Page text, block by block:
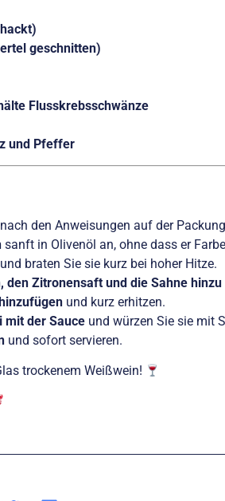
geschnitten)
Flusskrebsschwänze
und Pfeffer
nach den Anweisungen auf der
sanft in Olivenöl an, ohne dass er
und braten Sie sie kurz bei hoher Hitze.
den Zitronensaft und die Sahne hinzu
und kurz erhitzen.
mit der Sauce und würzen Sie sie mit
und sofort servieren.
trockenem Weißwein!